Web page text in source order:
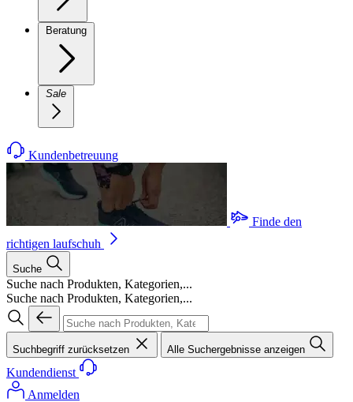
Beratung
Sale
Kundenbetreuung
Finde den
richtigen laufschuh
Suche
Suche nach Produkten, Kategorien,...
Suche nach Produkten, Kategorien,...
Suchbegriff zurücksetzen Alle Suchergebnisse anzeigen
Kundendienst
Anmelden